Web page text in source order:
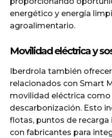
energético y energía
agroalimentario.
Movilidad eléctrica y
Iberdrola también
relacionados con Smart
movilidad eléctrica
descarbonización. Esto
flotas, puntos de
con fabricantes para